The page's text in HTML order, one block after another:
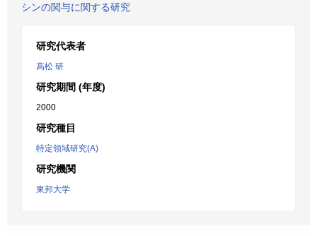
シンの関与に関する研究
研究代表者
高松 研
研究期間 (年度)
2000
研究種目
特定領域研究(A)
研究機関
東邦大学